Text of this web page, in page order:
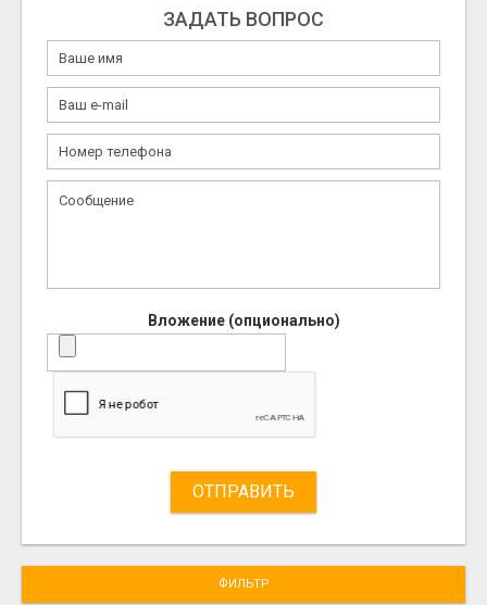
ЗАДАТЬ ВОПРОС
Вложение (опционально)
ОТПРАВИТЬ
ФИЛЬТР